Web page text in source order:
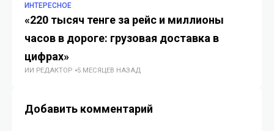
ИНТЕРЕСНОЕ
«220 тысяч тенге за рейс и миллионы
часов в дороге: грузовая доставка в
цифрах»
ИИ РЕДАКТОР 5 МЕСЯЦЕВ НАЗАД
Добавить комментарий